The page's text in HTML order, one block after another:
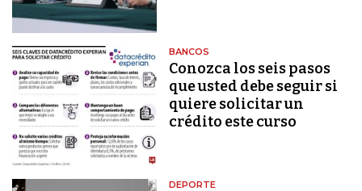
BANCOS
Conozca los seis pasos
que usted debe seguir si
quiere solicitar un
crédito este curso
DEPORTE